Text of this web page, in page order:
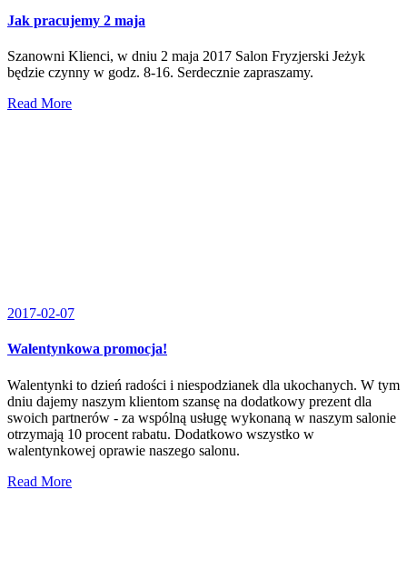
Jak pracujemy 2 maja
Szanowni Klienci, w dniu 2 maja 2017 Salon Fryzjerski Jeżyk
będzie czynny w godz. 8-16. Serdecznie zapraszamy.
Read More
2017-02-07
Walentynkowa promocja!
Walentynki to dzień radości i niespodzianek dla ukochanych. W tym
dniu dajemy naszym klientom szansę na dodatkowy prezent dla
swoich partnerów - za wspólną usługę wykonaną w naszym salonie
otrzymają 10 procent rabatu. Dodatkowo wszystko w
walentynkowej oprawie naszego salonu.
Read More